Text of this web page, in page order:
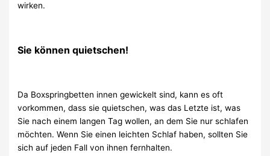
wirken.
Sie können quietschen!
Da Boxspringbetten innen gewickelt sind, kann es oft
vorkommen, dass sie quietschen, was das Letzte ist, was
Sie nach einem langen Tag wollen, an dem Sie nur schlafen
möchten. Wenn Sie einen leichten Schlaf haben, sollten Sie
sich auf jeden Fall von ihnen fernhalten.